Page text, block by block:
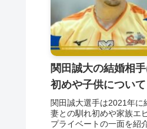
関田誠大の結婚相
初めや子供について
関田誠大選手は2021年に
妻との馴れ初めや家族エ
プライベートの一面を紹